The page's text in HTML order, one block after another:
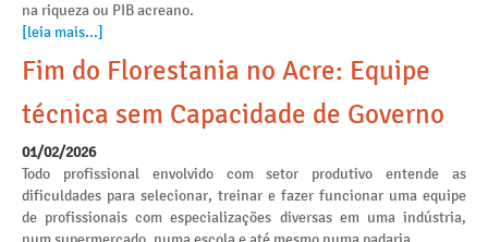
na riqueza ou PIB acreano.
[leia mais...]
Fim do Florestania no Acre: Equipe
técnica sem Capacidade de Governo
01/02/2026
Todo profissional envolvido com setor produtivo entende as
dificuldades para selecionar, treinar e fazer funcionar uma equipe
de profissionais com especializações diversas em uma indústria,